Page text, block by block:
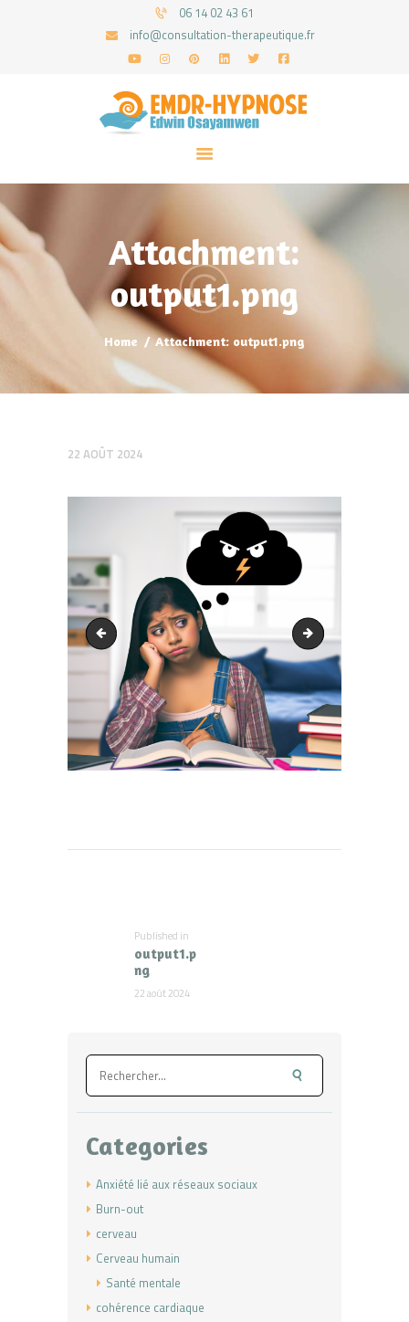
06 14 02 43 61
info@consultation-therapeutique.fr
Attachment:
output1.png
Home Attachment: output1.png
ACCUEIL
MON APPROCHE
ARTICLES
CONSULTATIONS
PRENEZ UN RDV
22 AOÛT 2024
output1.png output1.png
Published in
post:
output1.p
ng
22 août 2024
Rechercher :
Categories
Anxiété lié aux réseaux sociaux
Burn-out
cerveau
Cerveau humain
Santé mentale
cohérence cardiaque